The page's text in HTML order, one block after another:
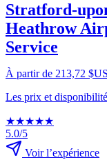
Stratford-
Heathrow
Service
À partir de 213,72 $US
Les prix et
★★★★★
5.0/5
Voir l’expérience